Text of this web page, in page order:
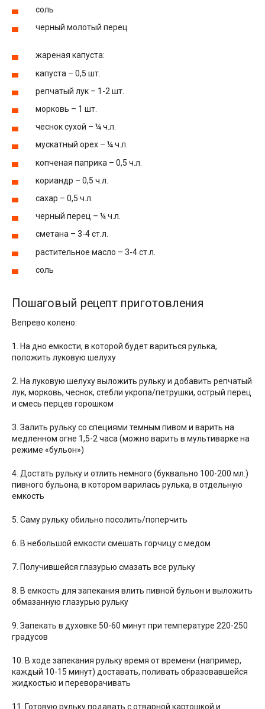
соль
черный молотый перец
жареная капуста:
капуста – 0,5 шт.
репчатый лук – 1-2 шт.
морковь – 1 шт.
чеснок сухой – ¼ ч.л.
мускатный орех – ¼ ч.л.
копченая паприка – 0,5 ч.л.
кориандр – 0,5 ч.л.
сахар – 0,5 ч.л.
черный перец – ¼ ч.л.
сметана – 3-4 ст.л.
растительное масло – 3-4 ст.л.
соль
Пошаговый рецепт приготовления
Вепрево колено:
1. На дно емкости, в которой будет вариться рулька,
положить луковую шелуху
2. На луковую шелуху выложить рульку и добавить репчатый
лук, морковь, чеснок, стебли укропа/петрушки, острый перец
и смесь перцев горошком
3. Залить рульку со специями темным пивом и варить на
медленном огне 1,5-2 часа (можно варить в мультиварке на
режиме «бульон»)
4. Достать рульку и отлить немного (буквально 100-200 мл.)
пивного бульона, в котором варилась рулька, в отдельную
емкость
5. Саму рульку обильно посолить/поперчить
6. В небольшой емкости смешать горчицу с медом
7. Получившейся глазурью смазать все рульку
8. В емкость для запекания влить пивной бульон и выложить
обмазанную глазурью рульку
9. Запекать в духовке 50-60 минут при температуре 220-250
градусов
10. В ходе запекания рульку время от времени (например,
каждый 10-15 минут) доставать, поливать образовавшейся
жидкостью и переворачивать
11. Готовую рульку подавать с отварной картошкой и